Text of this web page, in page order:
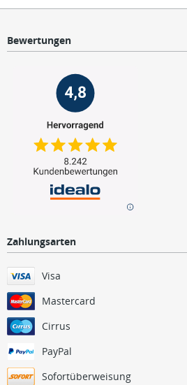
Bewertungen
Zahlungsarten
Visa
Mastercard
Cirrus
PayPal
Sofortüberweisung